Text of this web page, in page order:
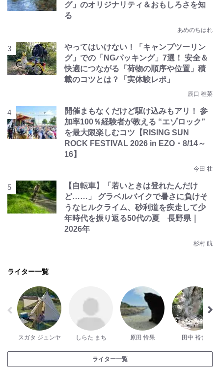
グ」のオリジナリティ＆おもしろさを知
る
あめのちはれ
やってはいけない！「キャンプツーリン
グ」での「NGパッキング」7選！ 安全＆
快適につながる「荷物の順序や位置」積
載のコツとは？「実体験レポ」
辰口 稚菜
開催まもなくだけど駆け込みもアリ！ 参
加率100％経験者が教える “エゾロック”
を最大限楽しむコツ【RISING SUN
ROCK FESTIVAL 2026 in EZO・8/14～
16】
今田 壮
【自転車】「若いときは登れたんだけ
ど……」 グラベルバイクで暑さに負けそ
うなヒルクライム、砂利道を疾走して少
年時代を振り返る50代の夏 長野県｜
2026年
杉村 航
ライター一覧
スガタ ジュンヤ しらた まち 原田 怜果 田中 裕也
ライター一覧